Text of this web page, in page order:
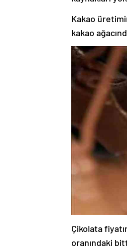
Kakao
kakao
Çikolata
oranındaki